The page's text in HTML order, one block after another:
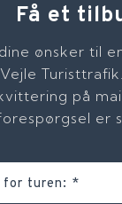
Få et
ønsker til
på
er